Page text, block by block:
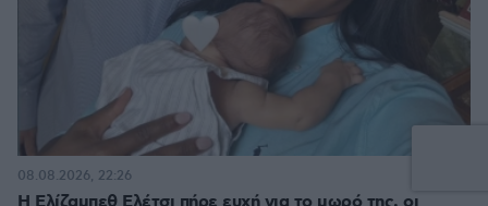
08.08.2026, 22:26